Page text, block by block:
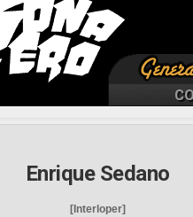
Enrique Sedano
[Interloper]